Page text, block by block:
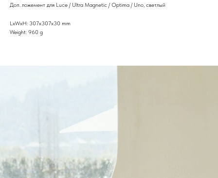
Доп. ложемент для Luce / Ultra Magnetic / Optima / Uno, светлый
LxWxH: 307x307x30 mm
Weight: 960 g